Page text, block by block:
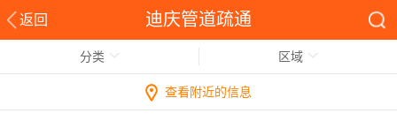
返回 迪庆管道疏通
分类 区域
查看附近的信息